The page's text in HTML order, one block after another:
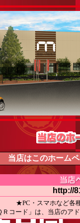
当店はこのホーム
http://
★PC・スマホなど各
Ｒコード」は、当店のア